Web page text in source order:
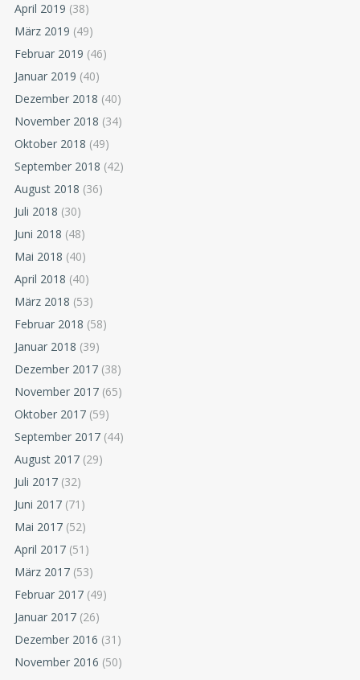
April 2019 (38)
März 2019 (49)
Februar 2019 (46)
Januar 2019 (40)
Dezember 2018 (40)
November 2018 (34)
Oktober 2018 (49)
September 2018 (42)
August 2018 (36)
Juli 2018 (30)
Juni 2018 (48)
Mai 2018 (40)
April 2018 (40)
März 2018 (53)
Februar 2018 (58)
Januar 2018 (39)
Dezember 2017 (38)
November 2017 (65)
Oktober 2017 (59)
September 2017 (44)
August 2017 (29)
Juli 2017 (32)
Juni 2017 (71)
Mai 2017 (52)
April 2017 (51)
März 2017 (53)
Februar 2017 (49)
Januar 2017 (26)
Dezember 2016 (31)
November 2016 (50)